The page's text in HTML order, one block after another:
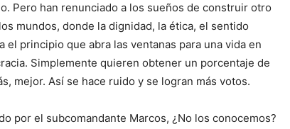
Pero han renunciado a los sueños de construir otro
mundos, donde la dignidad, la ética, el sentido
principio que abra las ventanas para una vida en
Simplemente quieren obtener un porcentaje de
mejor. Así se hace ruido y se logran más votos.
por el subcomandante Marcos, ¿No los conocemos?